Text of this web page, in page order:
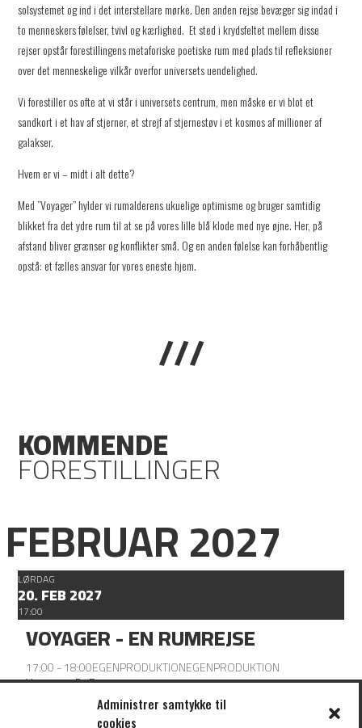
Administrer samtykke til
cookies
solsystemet og ind i det interstellare mørke. Den anden rejse bevæger sig indad i
to menneskers følelser, tvivl og kærlighed. Et sted i krydsfeltet mellem disse
rejser opstår forestillingens metaforiske poetiske rum med plads til refleksioner
over det menneskelige vilkår overfor universets uendelighed.
Vi forestiller os ofte at vi står i universets centrum, men måske er vi blot et
sandkort i et hav af stjerner, et strejf af stjernestøv i et kosmos af millioner af
galakser.
Hvem er vi – midt i alt dette?
Med ”Voyager” hylder vi rumalderens ukuelige optimisme og bruger samtidig
blikket fra det ydre rum til at se på vores lille blå klode med nye øjne. Her, på
afstand bliver grænser og konflikter små. Og en anden følelse kan forhåbentlig
opstå: et fælles ansvar for vores eneste hjem.
///
KOMMENDE
FORESTILLINGER
FEBRUAR 2027
LØRDAG
20. FEB 2027
17:00
VOYAGER - EN RUMREJSE
17:00 - 18:00EGENPRODUKTIONEGENPRODUKTION
Voyager - En Rumrejse